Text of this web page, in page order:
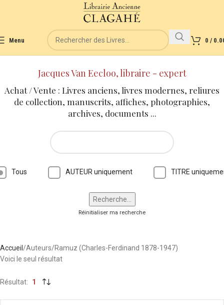
Menu 0 /
Jacques Van Eecloo, libraire - expert
Achat / Vente : Livres anciens, livres modernes, reliures
de collection, manuscrits, affiches, photographies,
archives, documents ...
Tous AUTEUR uniquement TITRE
Réinitialiser ma recherche
Accueil Auteurs Ramuz (Charles-Ferdinand 1878-1947)
Voici le seul résultat
Résultat 1